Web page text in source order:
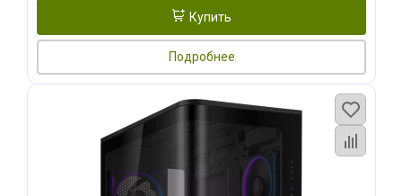
Купить
Подробнее